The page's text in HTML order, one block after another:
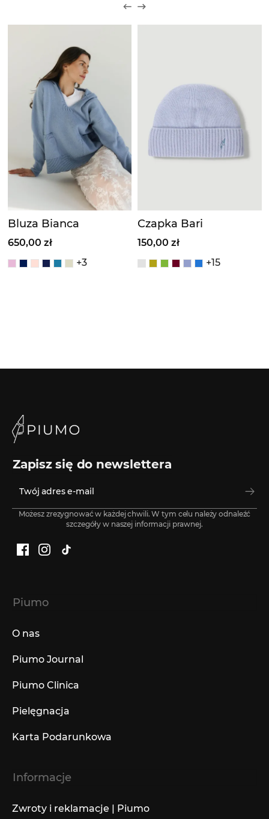
Bluza Bianca
650,00 zł
+3
Czapka Bari
150,00 zł
+15
Zapisz się do newslettera
Możesz zrezygnować w każdej chwili. W tym celu należy odnaleźć
szczegóły w naszej informacji prawnej.
Facebook
Instagram
TikTok
Piumo
O nas
Piumo Journal
Piumo Clinica
Pielęgnacja
Karta Podarunkowa
Informacje
Zwroty i reklamacje | Piumo